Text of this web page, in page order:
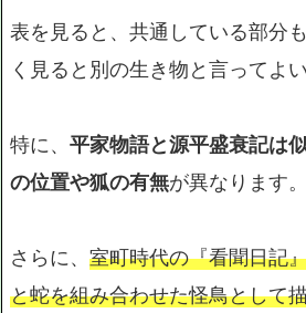
表を見ると、共通している部分
く見ると別の生き物と言ってよ
特に、 平家物語と源平盛衰記は
の位置や狐の有無が異なります。
さらに、 室町時代の『看聞日記
と蛇を組み合わせた怪鳥として